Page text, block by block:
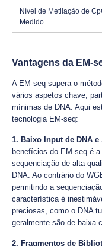
Nível de Metilação de
Medido
Vantagens da EM-
A EM-seq supera o
vários aspetos chave,
mínimas de DNA. Aqui
tecnologia EM-seq:
1. Baixo Input de DNA
benefícios do EM-seq é
sequenciação de alta
DNA. Ao contrário do
permitindo a
característica é
preciosas, como o DNA
geralmente são de baixa
2. Fragmentos de